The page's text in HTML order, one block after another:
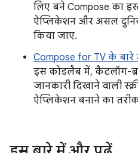
लिए बने Compose का
ऐप्लिकेशन और असल
किया जाए.
Compose for TV के बारे
इस कोडलैब में, कैटलॉग-
जानकारी दिखाने वाली
ऐप्लिकेशन बनाने का